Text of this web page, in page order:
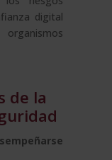
digital
de la